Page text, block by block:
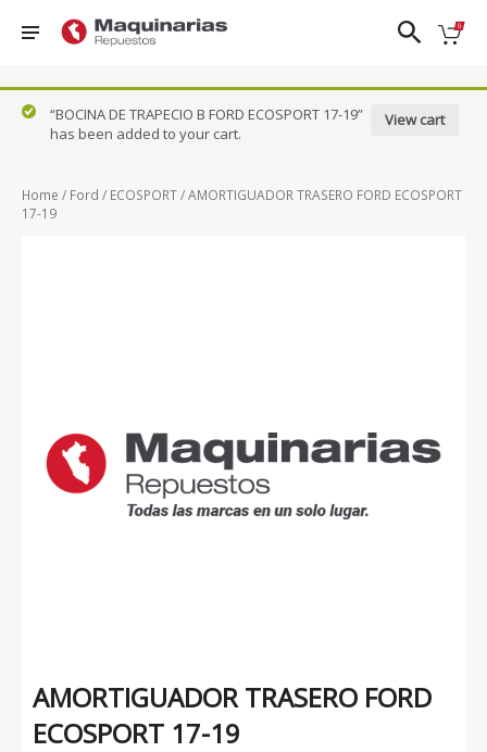
Nissan
Ford
QASHQAI
URVAN
View cart
“BOCINA DE TRAPECIO B FORD ECOSPORT 17-19”
has been added to your cart.
Home / Ford / ECOSPORT/ AMORTIGUADOR TRASERO FORD ECOSPORT
17-19
AMORTIGUADOR TRASERO FORD
ECOSPORT 17-19